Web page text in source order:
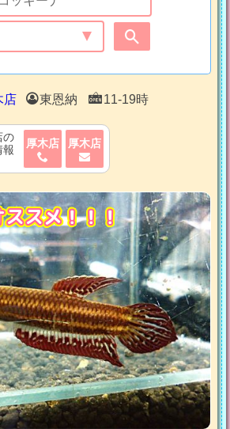
店 東恩納 11-19時
の
報
厚木店 厚木店
ススメ！！！